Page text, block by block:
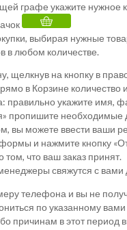
графе укажите нужное
выбирая нужные
в любом количестве.
щелкнув на кнопку в
в Корзине количество
правильно укажите имя,
пропишите необходимые
вы можете ввести ваши
и нажмите кнопку
что ваш заказ принят.
свяжутся с вами
телефона и вы не
по указанному
причинам в этот период